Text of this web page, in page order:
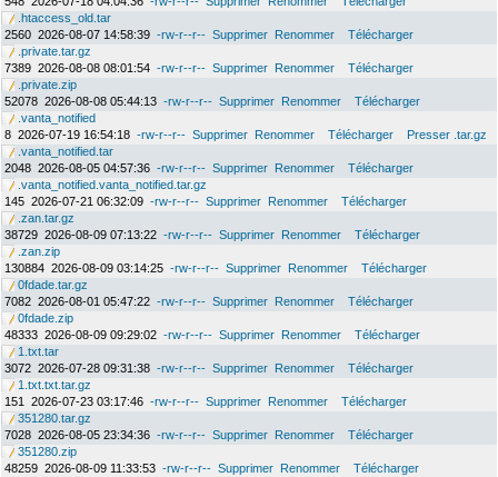
.htaccess_old.tar
2560 2026-08-07 14:58:39 -rw-r--r-- Supprimer Renommer
Télécharger
.private.tar.gz
7389 2026-08-08 08:01:54 -rw-r--r-- Supprimer Renommer
Télécharger
.private.zip
52078 2026-08-08 05:44:13 -rw-r--r-- Supprimer Renommer
Télécharger
.vanta_notified
8 2026-07-19 16:54:18 -rw-r--r-- Supprimer Renommer Télécharger
Presser .tar.gz
.vanta_notified.tar
2048 2026-08-05 04:57:36 -rw-r--r-- Supprimer Renommer
Télécharger
.vanta_notified.vanta_notified.tar.gz
145 2026-07-21 06:32:09 -rw-r--r-- Supprimer Renommer
Télécharger
.zan.tar.gz
38729 2026-08-09 07:13:22 -rw-r--r-- Supprimer Renommer
Télécharger
.zan.zip
130884 2026-08-09 03:14:25 -rw-r--r-- Supprimer Renommer
Télécharger
0fdade.tar.gz
7082 2026-08-01 05:47:22 -rw-r--r-- Supprimer Renommer
Télécharger
0fdade.zip
48333 2026-08-09 09:29:02 -rw-r--r-- Supprimer Renommer
Télécharger
1.txt.tar
3072 2026-07-28 09:31:38 -rw-r--r-- Supprimer Renommer
Télécharger
1.txt.txt.tar.gz
151
2026-07-23 03:17:46 -rw-r--r-- Supprimer Renommer
Télécharger
351280.tar.gz
7028 2026-08-05 23:34:36 -rw-r--r-- Supprimer Renommer
Télécharger
351280.zip
48259 2026-08-09 11:33:53 -rw-r--r-- Supprimer Renommer
Télécharger